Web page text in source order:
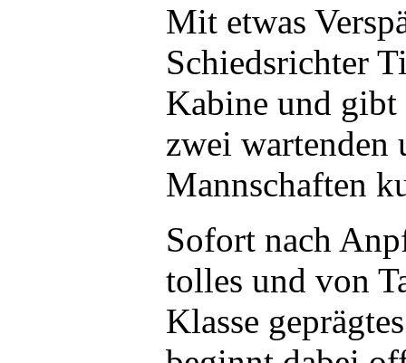
Mit etwas
Schiedsrichter
Kabine und gibt
zwei wartenden
Mannschaften
Sofort nach
tolles und von
Klasse